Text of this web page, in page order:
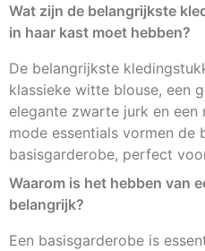
Wat zijn de belangrijkste
in haar kast moet hebben?
De belangrijkste
klassieke witte blouse, een
elegante zwarte jurk en
mode essentials vormen de
basisgarderobe, perfect
Waarom is het hebben van
belangrijk?
Een basisgarderobe is